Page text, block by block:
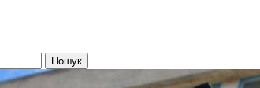
Пошук